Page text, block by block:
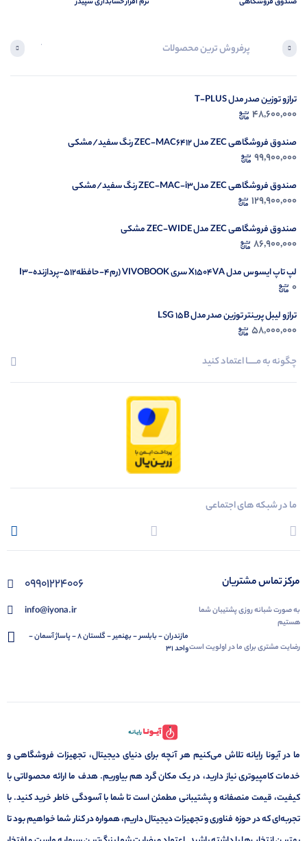
پرفروش ترین محصولات آخرین
ترازو توزین صدر مدل T-PLUS
48,600,000
صندوق فروشگاهی ZEC مدل ZEC-MAC6412 رنگ سفید/مشکی
99,900,000
صندوق فروشگاهی ZEC مدلZEC-MAC-i3 رنگ سفید/مشکی
129,900,000
صندوق فروشگاهی ZEC مدل ZEC-WIDE مشکی
86,900,000
لپ تاپ ایسوس مدل X1504VA سری VIVOBOOK (رم4-حافظه512-پردازندهI3-
1335U)
0
ترازو لیبل پرینتر توزین صدر مدل LSG 15B
58,000,000
چگونه به مــــــا اعتماد کنید
ما در شبکه های اجتماعی
مرکز تماس مشتریان
به صورت شبانه روزی پشتیبان شما
هستیم
رضایت مشتری برای ما در اولویت است
09901224006
info@iyona.ir
مازندران - بابلسر - بهنمیر - گلستان 8 - پاساژ آسمان -
واحد 31
ما در آیونا رایانه تلاش می‌کنیم هر آنچه برای دنیای دیجیتال، تجهیزات فروشگاهی و
خدمات کامپیوتری نیاز دارید، در یک مکان گرد هم بیاوریم. هدف ما ارائه محصولاتی با
کیفیت، قیمت منصفانه و پشتیبانی مطمئن است تا شما با آسودگی خاطر خرید کنید. با
تجربه‌ای که در حوزه فناوری و تجهیزات دیجیتال داریم، همواره در کنار شما خواهیم بود تا